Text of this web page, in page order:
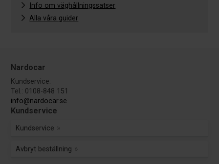
Info om väghållningssatser
Alla våra guider
Nardocar
Kundservice:
Tel.: 0108-848 151
info@nardocar.se
Kundservice
Kundservice
Avbryt beställning